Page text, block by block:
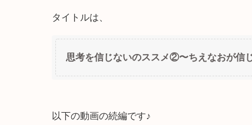
タイトルは、
思考を信じないのススメ②〜ちえなおが信
以下の動画の続編です♪